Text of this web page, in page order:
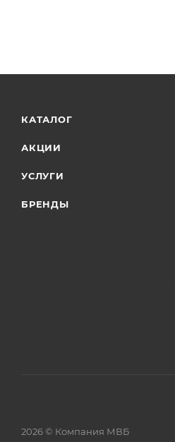
КАТАЛОГ
АКЦИИ
УСЛУГИ
БРЕНДЫ
2026 © Компания МВБ